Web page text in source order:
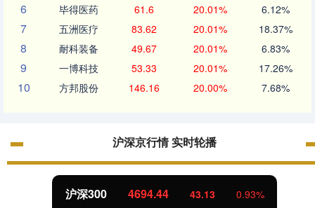
6 毕得医药 61.6 20.01% 6.12%
7 五洲医疗 83.62 20.01% 18.37%
8 耐科装备 49.67 20.01% 6.83%
9 一博科技 53.33 20.01% 17.26%
10 方邦股份 146.16 20.00% 7.68%
沪深京行情 实时轮播
北证50 1134.24